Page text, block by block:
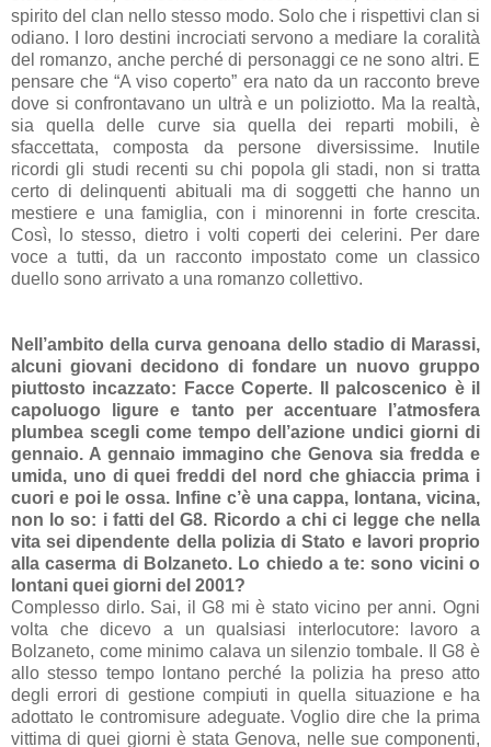
spirito del clan nello stesso modo. Solo che i rispettivi clan si
odiano. I loro destini incrociati servono a mediare la coralità
del romanzo, anche perché di personaggi ce ne sono altri. E
pensare che “A viso coperto” era nato da un racconto breve
dove si confrontavano un ultrà e un poliziotto. Ma la realtà,
sia quella delle curve sia quella dei reparti mobili, è
sfaccettata, composta da persone diversissime. Inutile
ricordi gli studi recenti su chi popola gli stadi, non si tratta
certo di delinquenti abituali ma di soggetti che hanno un
mestiere e una famiglia, con i minorenni in forte crescita.
Così, lo stesso, dietro i volti coperti dei celerini. Per dare
voce a tutti, da un racconto impostato come un classico
duello sono arrivato a una romanzo collettivo.
Nell’ambito della curva genoana dello stadio di Marassi,
alcuni giovani decidono di fondare un nuovo gruppo
piuttosto incazzato: Facce Coperte. Il palcoscenico è il
capoluogo ligure e tanto per accentuare l’atmosfera
plumbea scegli come tempo dell’azione undici giorni di
gennaio. A gennaio immagino che Genova sia fredda e
umida, uno di quei freddi del nord che ghiaccia prima i
cuori e poi le ossa. Infine c’è una cappa, lontana, vicina,
non lo so: i fatti del G8. Ricordo a chi ci legge che nella
vita sei dipendente della polizia di Stato e lavori proprio
alla caserma di Bolzaneto. Lo chiedo a te: sono vicini o
lontani quei giorni del 2001?
Complesso dirlo. Sai, il G8 mi è stato vicino per anni. Ogni
volta che dicevo a un qualsiasi interlocutore: lavoro a
Bolzaneto, come minimo calava un silenzio tombale. Il G8 è
allo stesso tempo lontano perché la polizia ha preso atto
degli errori di gestione compiuti in quella situazione e ha
adottato le contromisure adeguate. Voglio dire che la prima
vittima di quei giorni è stata Genova, nelle sue componenti,